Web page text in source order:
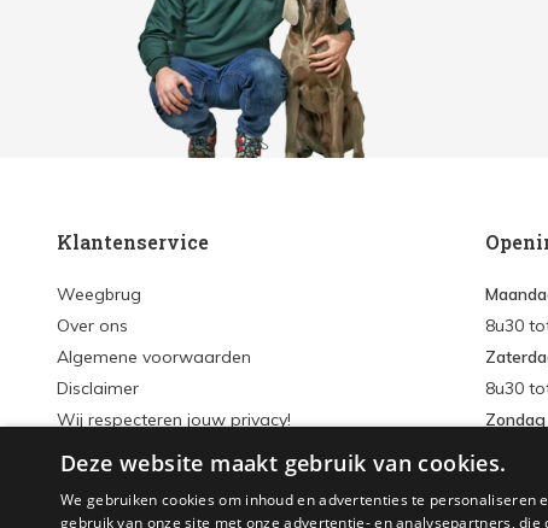
Klantenservice
Weegbrug
Over ons
Algemene voorwaarden
Disclaimer
Wij respecteren jouw privacy!
Verzenden & retourneren
8u30
8u30
Inloggen
Deze website maakt gebruik van cookies.
We gebruiken cookies om inhoud en advertenties te
gebruik van onze site met onze advertentie- en analysepartners,